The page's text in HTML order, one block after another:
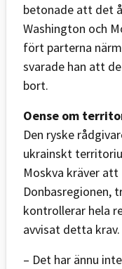
betonade att det
Washington och
fört parterna
svarade han att
bort.
Oense om
Den ryske
ukrainskt
Moskva kräver att
Donbasregionen,
kontrollerar hela
avvisat detta krav.
– Det har ännu